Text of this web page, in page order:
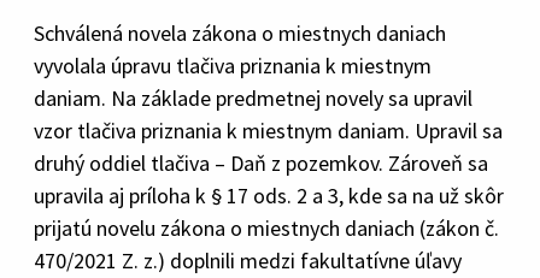
Schválená novela zákona o miestnych daniach
vyvolala úpravu tlačiva priznania k miestnym
daniam. Na základe predmetnej novely sa upravil
vzor tlačiva priznania k miestnym daniam. Upravil sa
druhý oddiel tlačiva – Daň z pozemkov. Zároveň sa
upravila aj príloha k § 17 ods. 2 a 3, kde sa na už skôr
prijatú novelu zákona o miestnych daniach (zákon č.
470/2021 Z. z.) doplnili medzi fakultatívne úľavy